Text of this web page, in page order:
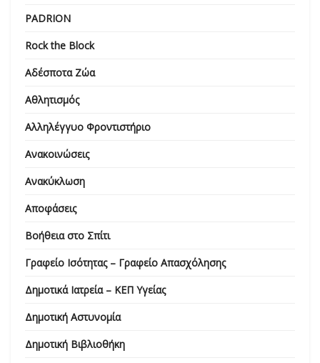
PADRION
Rock the Block
Αδέσποτα Ζώα
Αθλητισμός
Αλληλέγγυο Φροντιστήριο
Ανακοινώσεις
Ανακύκλωση
Αποφάσεις
Βοήθεια στο Σπίτι
Γραφείο Ισότητας – Γραφείο Απασχόλησης
Δημοτικά Ιατρεία – ΚΕΠ Υγείας
Δημοτική Αστυνομία
Δημοτική Βιβλιοθήκη